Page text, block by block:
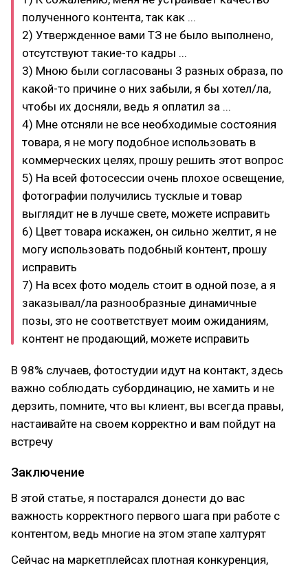
полученного контента, так как ...
2) Утвержденное вами ТЗ не было выполнено,
отсутствуют такие-то кадры ...
3) Мною были согласованы 3 разных образа, по
какой-то причине о них забыли, я бы хотел/ла,
чтобы их досняли, ведь я оплатил за ...
4) Мне отсняли не все необходимые состояния
товара, я не могу подобное использовать в
коммерческих целях, прошу решить этот вопрос
5) На всей фотосессии очень плохое освещение,
фотографии получились тусклые и товар
выглядит не в лучше свете, можете исправить
6) Цвет товара искажен, он сильно желтит, я не
могу использовать подобный контент, прошу
исправить
7) На всех фото модель стоит в одной позе, а я
заказывал/ла разнообразные динамичные
позы, это не соответствует моим ожиданиям,
контент не продающий, можете исправить
В 98% случаев, фотостудии идут на контакт, здесь
важно соблюдать субординацию, не хамить и не
дерзить, помните, что вы клиент, вы всегда правы,
настаивайте на своем корректно и вам пойдут на
встречу
Заключение
В этой статье, я постарался донести до вас
важность корректного первого шага при работе с
контентом, ведь многие на этом этапе халтурят
Сейчас на маркетплейсах плотная конкуренция,